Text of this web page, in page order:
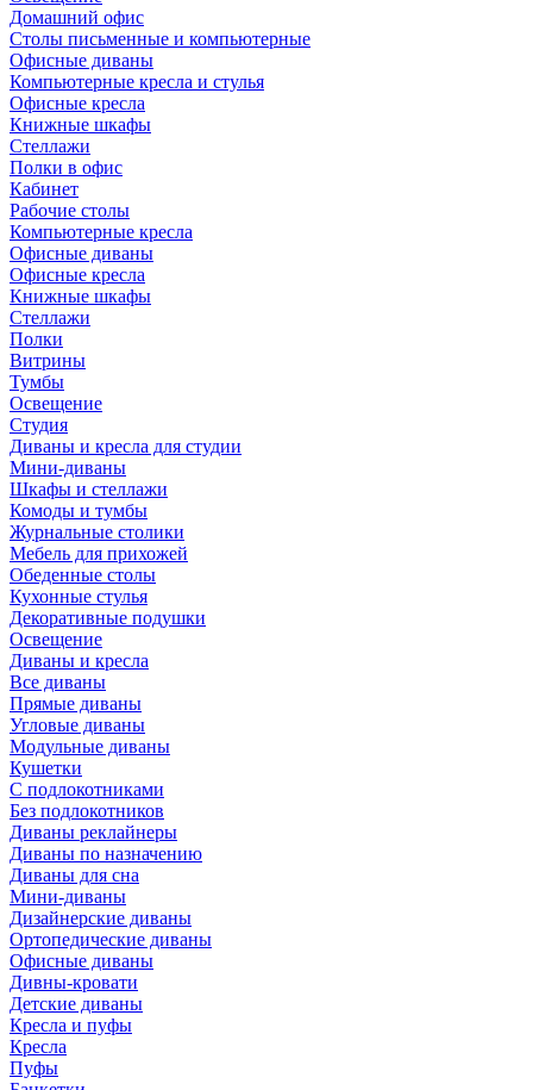
Домашний офис
Столы письменные и компьютерные
Офисные диваны
Компьютерные кресла и стулья
Офисные кресла
Книжные шкафы
Стеллажи
Полки в офис
Кабинет
Рабочие столы
Компьютерные кресла
Офисные диваны
Офисные кресла
Книжные шкафы
Стеллажи
Полки
Витрины
Тумбы
Освещение
Студия
Диваны и кресла для студии
Мини-диваны
Шкафы и стеллажи
Комоды и тумбы
Журнальные столики
Мебель для прихожей
Обеденные столы
Кухонные стулья
Декоративные подушки
Освещение
Диваны и кресла
Все диваны
Прямые диваны
Угловые диваны
Модульные диваны
Кушетки
С подлокотниками
Без подлокотников
Диваны реклайнеры
Диваны по назначению
Диваны для сна
Мини-диваны
Дизайнерские диваны
Ортопедические диваны
Офисные диваны
Дивны-кровати
Детские диваны
Кресла и пуфы
Кресла
Пуфы